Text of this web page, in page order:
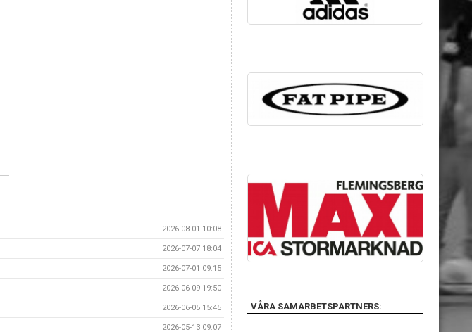
2026-08-01 10:08
2026-07-07 18:04
2026-07-01 09:15
2026-06-09 19:50
2026-06-05 15:45
2026-05-13 09:07
VÅRA SAMARBETSPARTNERS: